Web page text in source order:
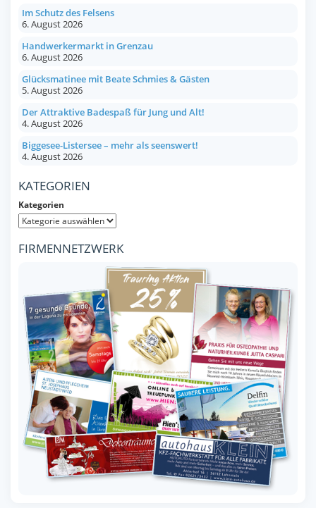
Im Schutz des Felsens
6. August 2026
Handwerkermarkt in Grenzau
6. August 2026
Glücksmatinee mit Beate Schmies & Gästen
5. August 2026
Der Attraktive Badespaß für Jung und Alt!
4. August 2026
Biggesee-Listersee – mehr als seenswert!
4. August 2026
KATEGORIEN
Kategorien
FIRMENNETZWERK